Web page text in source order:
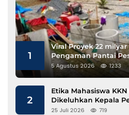
1
Viral Proyek 22
Pengaman Pantai
Gunakan Besi Banci
5 Agustus 2026 1233
2
Etika Mahasiswa
Dikeluhkan Kepala
25 Juli 2026 719